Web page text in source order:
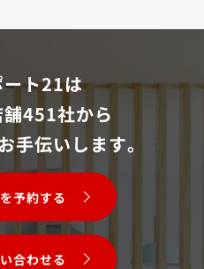
ト21は
451社から
手伝いします。
予約する
合わせる